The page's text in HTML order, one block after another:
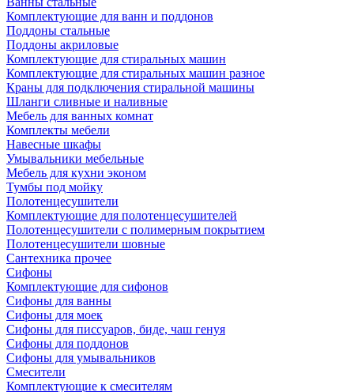
Комплектующие для ванн и поддонов
Поддоны стальные
Поддоны акриловые
Комплектующие для стиральных машин
Комплектующие для стиральных машин разное
Краны для подключения стиральной машины
Шланги сливные и наливные
Мебель для ванных комнат
Комплекты мебели
Навесные шкафы
Умывальники мебельные
Мебель для кухни эконом
Тумбы под мойку
Полотенцесушители
Комплектующие для полотенцесушителей
Полотенцесушители с полимерным покрытием
Полотенцесушители шовные
Сантехника прочее
Сифоны
Комплектующие для сифонов
Сифоны для ванны
Сифоны для моек
Сифоны для писсуаров, биде, чаш генуя
Сифоны для поддонов
Сифоны для умывальников
Смесители
Комплектующие к смесителям